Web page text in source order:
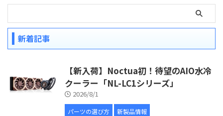
新着記事
【新入荷】Noctua初！待望のAIO水冷
クーラー「NL-LC1シリーズ」
2026/8/1
パーツの選び方 新製品情報